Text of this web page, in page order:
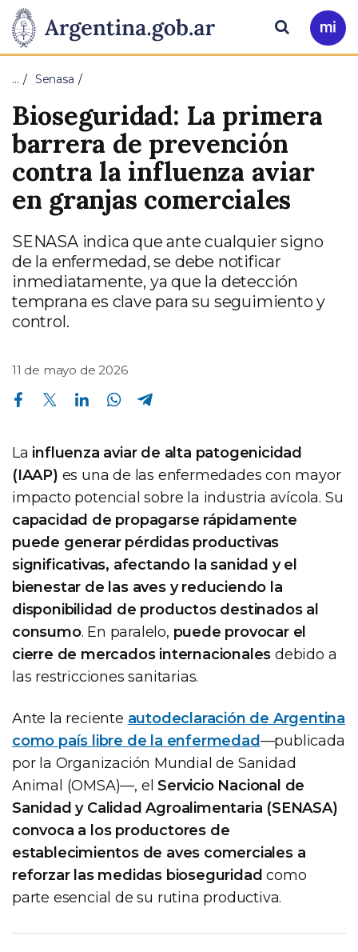
Presidencia
de
la
Nación
Pasar al contenido principal
Ir
a
Buscar
… Senasa
Bioseguridad: La primera
barrera de prevención
contra la influenza aviar
en granjas comerciales
SENASA indica que ante cualquier signo
de la enfermedad, se debe notificar
inmediatamente, ya que la detección
temprana es clave para su seguimiento y
control.
11 de mayo de 2026
Compartir en Facebook Compartir en Twitter Compartir en Linkedin Compartir en Whatsapp
La influenza aviar de alta patogenicidad
(IAAP) es una de las enfermedades con mayor
impacto potencial sobre la industria avícola. Su
capacidad de propagarse rápidamente
puede generar pérdidas productivas
significativas, afectando la sanidad y el
bienestar de las aves y reduciendo la
disponibilidad de productos destinados al
consumo. En paralelo, puede provocar el
cierre de mercados internacionales debido a
las restricciones sanitarias.
Ante la reciente autodeclaración de Argentina
como país libre de la enfermedad—publicada
por la Organización Mundial de Sanidad
Animal (OMSA)—, elServicio Nacional de
Sanidad y Calidad Agroalimentaria (SENASA)
convoca a los productores de
establecimientos de aves comerciales a
reforzar las medidas bioseguridad como
parte esencial de su rutina productiva.